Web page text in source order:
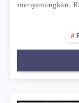
menyenangkan.